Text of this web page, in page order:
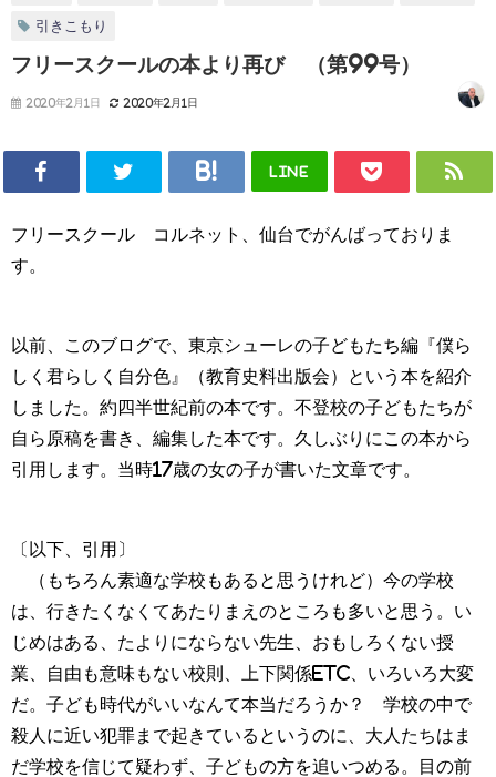
引きこもり
フリースクールの本より再び （第99号）
2020年2月1日 2020年2月1日
LINE
フリースクール コルネット、仙台でがんばっておりま
す。
以前、このブログで、東京シューレの子どもたち編『僕ら
しく君らしく自分色』（教育史料出版会）という本を紹介
しました。約四半世紀前の本です。不登校の子どもたちが
自ら原稿を書き、編集した本です。久しぶりにこの本から
引用します。当時17歳の女の子が書いた文章です。
〔以下、引用〕
（もちろん素適な学校もあると思うけれど）今の学校
は、行きたくなくてあたりまえのところも多いと思う。い
じめはある、たよりにならない先生、おもしろくない授
業、自由も意味もない校則、上下関係etc、いろいろ大変
だ。子ども時代がいいなんて本当だろうか？ 学校の中で
殺人に近い犯罪まで起きているというのに、大人たちはま
だ学校を信じて疑わず、子どもの方を追いつめる。目の前